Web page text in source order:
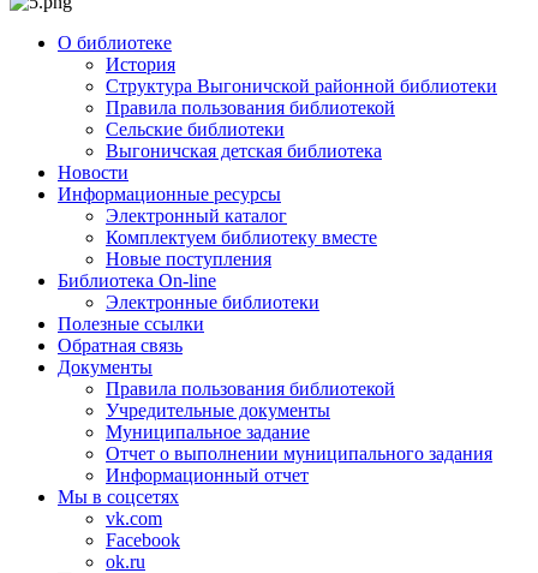
О библиотеке
История
Структура Выгоничской районной библиотеки
Правила пользования библиотекой
Сельские библиотеки
Выгоничская детская библиотека
Новости
Информационные ресурсы
Электронный каталог
Комплектуем библиотеку вместе
Новые поступления
Библиотека On-line
Электронные библиотеки
Полезные ссылки
Обратная связь
Документы
Правила пользования библиотекой
Учредительные документы
Муниципальное задание
Отчет о выполнении муниципального задания
Информационный отчет
Мы в соцсетях
vk.com
Facebook
ok.ru